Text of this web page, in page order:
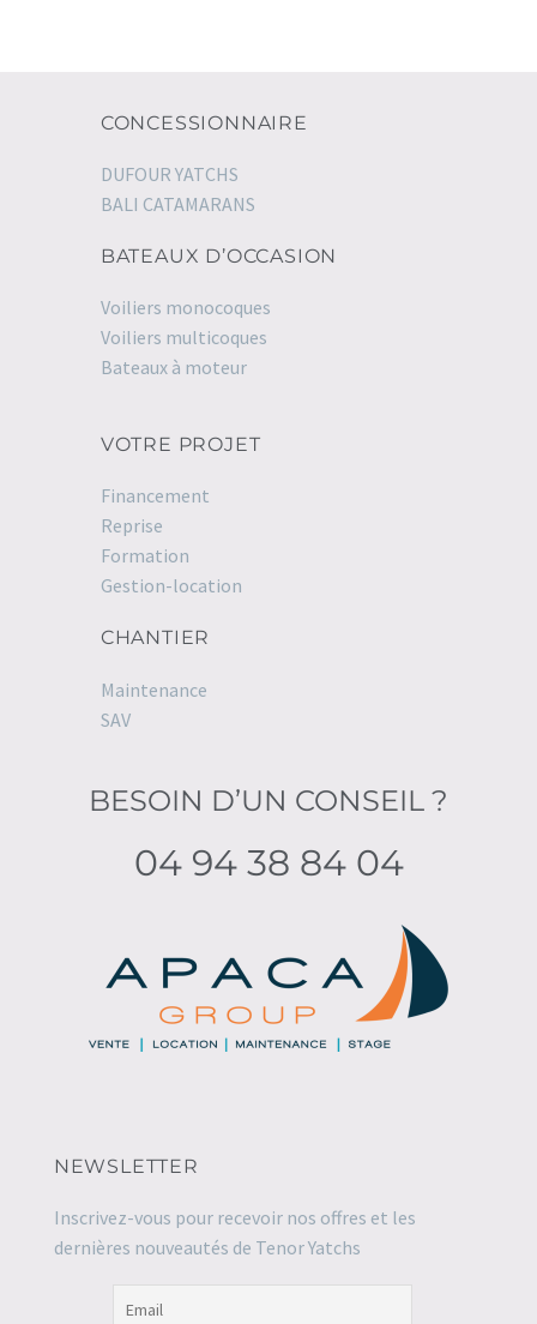
CONCESSIONNAIRE
DUFOUR YATCHS
BALI CATAMARANS
BATEAUX D’OCCASION
Voiliers monocoques
Voiliers multicoques
Bateaux à moteur
VOTRE PROJET
Financement
Reprise
Formation
Gestion-location
CHANTIER
Maintenance
SAV
BESOIN D’UN CONSEIL ?
04 94 38 84 04
NEWSLETTER
Inscrivez-vous pour recevoir nos offres et les
dernières nouveautés de Tenor Yatchs